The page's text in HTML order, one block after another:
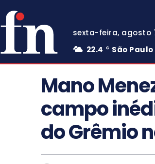
sexta-feira, agosto
22.4
C São Paulo
Mano
campo
do Grêmio